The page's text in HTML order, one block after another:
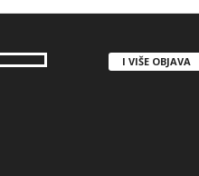
I VIŠE OBJAVA